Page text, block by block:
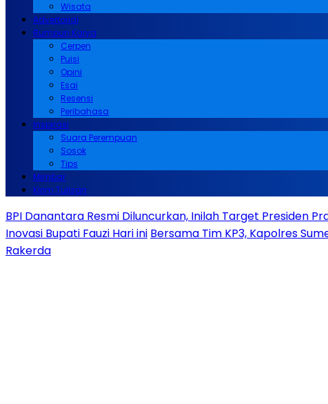
Wisata
Advertorial
Rumpun Karya
Cerpen
Puisi
Opini
Esai
Resensi
Peribahasa
Inspirasi
Suara Perempuan
Sosok
Tips
Mimbar
Kirim Tulisan
BPI Danantara Resmi Diluncurkan, Inilah Target Presiden
Inovasi Bupati Fauzi Hari ini Bersama Tim KP3, Kapolres
Rakerda